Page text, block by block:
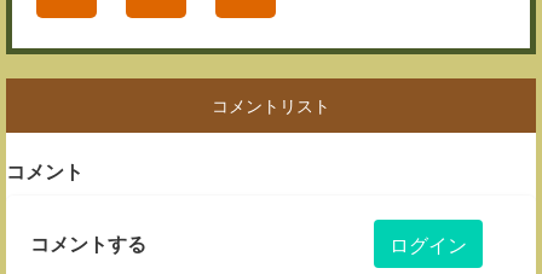
コメントリスト
コメント
コメントする ログイン